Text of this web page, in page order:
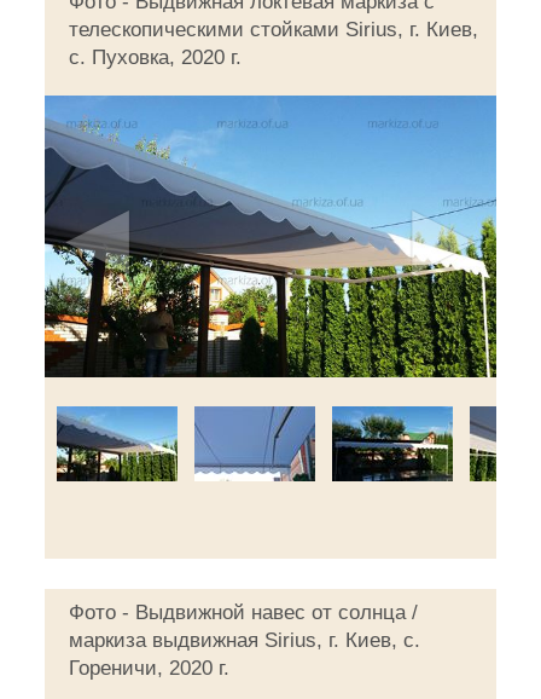
телескопическими стойками Sirius, г. Киев,
c. Пуховка, 2020 г.
◄ ►
Фото - Выдвижной навес от солнца /
маркиза выдвижная Sirius, г. Киев, c.
Гореничи, 2020 г.